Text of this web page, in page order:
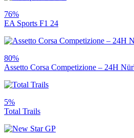
76%
EA Sports F1 24
80%
Assetto Corsa Competizione – 24H
5%
Total Trails